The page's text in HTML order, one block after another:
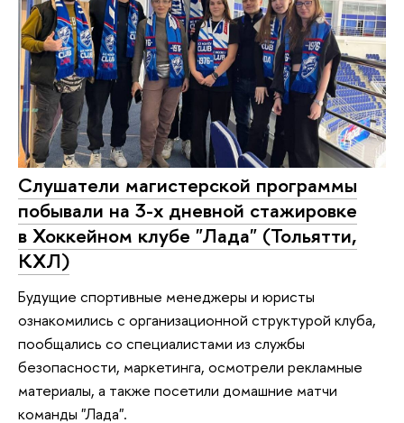
Слушатели магистерской программы
побывали на 3-х дневной стажировке
в Хоккейном клубе "Лада" (Тольятти,
КХЛ)
Будущие спортивные менеджеры и юристы
ознакомились с организационной структурой клуба,
пообщались со специалистами из службы
безопасности, маркетинга, осмотрели рекламные
материалы, а также посетили домашние матчи
команды "Лада".